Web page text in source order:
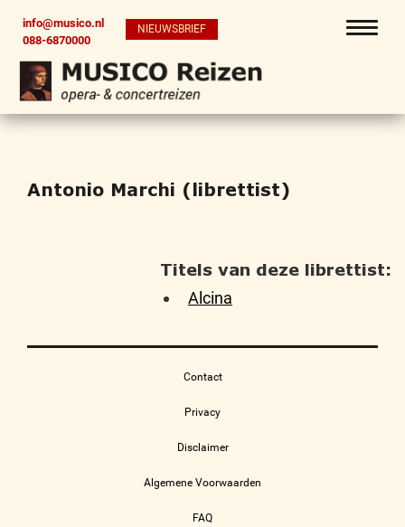
info@musico.nl
088-6870000
NIEUWSBRIEF
Antonio Marchi (librettist)
Titels van deze librettist:
Alcina
Contact
Privacy
Disclaimer
Algemene Voorwaarden
FAQ